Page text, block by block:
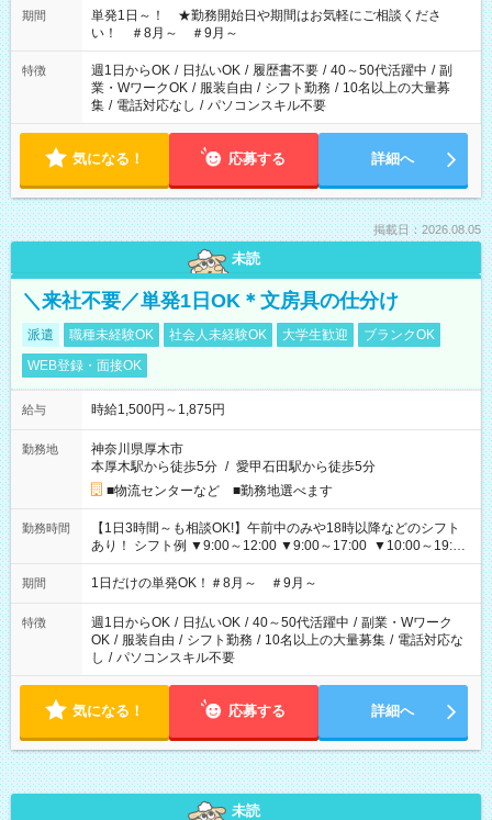
期間
単発1日～！ ★勤務開始日や期間はお気軽にご相談くださ
い！ ＃8月～ ＃9月～
特徴 週1日からOK / 日払いOK / 履歴書不要 / 40～50代活躍中 / 副
業・WワークOK / 服装自由 / シフト勤務 / 10名以上の大量募
集 / 電話対応なし / パソコンスキル不要
気になる！ 応募する 詳細へ
掲載日：2026.08.05
未読
＼来社不要／単発1日OK＊文房具の仕分け
派遣 職種未経験OK 社会人未経験OK 大学生歓迎
ブランクOK
WEB登録・面接OK
給与 時給1,500円～1,875円
勤務地
神奈川県厚木市
本厚木駅から徒歩5分 / 愛甲石田駅から徒歩5分
■物流センターなど ■勤務地選べます
勤務時間
【1日3時間～も相談OK!】午前中のみや18時以降などのシフト
あり！ シフト例 ▼9:00～12:00 ▼9:00～17:00 ▼10:00～19:00
▼18:00～21:00
期間 1日だけの単発OK！＃8月～ ＃9月～
特徴 週1日からOK / 日払いOK / 40～50代活躍中 / 副業・Wワーク
OK / 服装自由 / シフト勤務 / 10名以上の大量募集 / 電話対応な
し / パソコンスキル不要
気になる！ 応募する 詳細へ
未読